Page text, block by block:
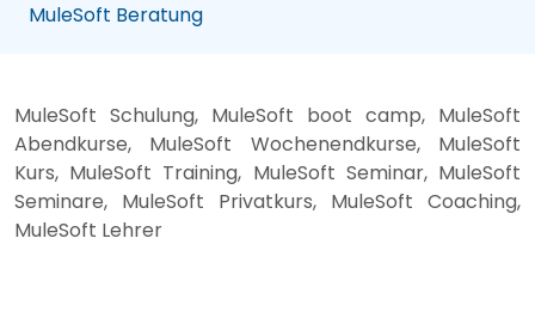
MuleSoft Beratung
MuleSoft Schulung, MuleSoft boot camp, MuleSoft
Abendkurse, MuleSoft Wochenendkurse, MuleSoft
Kurs, MuleSoft Training, MuleSoft Seminar, MuleSoft
Seminare, MuleSoft Privatkurs, MuleSoft Coaching,
MuleSoft Lehrer